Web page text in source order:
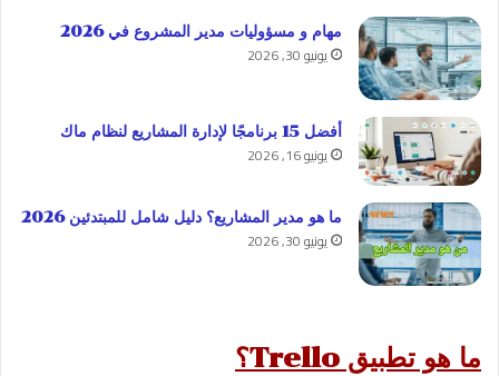
مهام و مسؤوليات مدير المشروع في 2026
يونيو 30, 2026
أفضل 15 برنامجًا لإدارة المشاريع لنظام ماك
يونيو 16, 2026
ما هو مدير المشاريع؟ دليل شامل للمبتدئين 2026
يونيو 30, 2026
ما هو تطبيق Trello؟